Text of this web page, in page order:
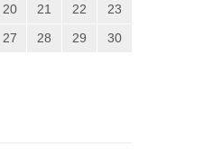
20 21 22
23
27 28 29
30